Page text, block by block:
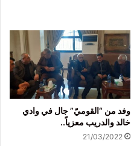
وفد من “القوميّ” جال في وادي
خالد والدريب معزياً..
21/03/2022